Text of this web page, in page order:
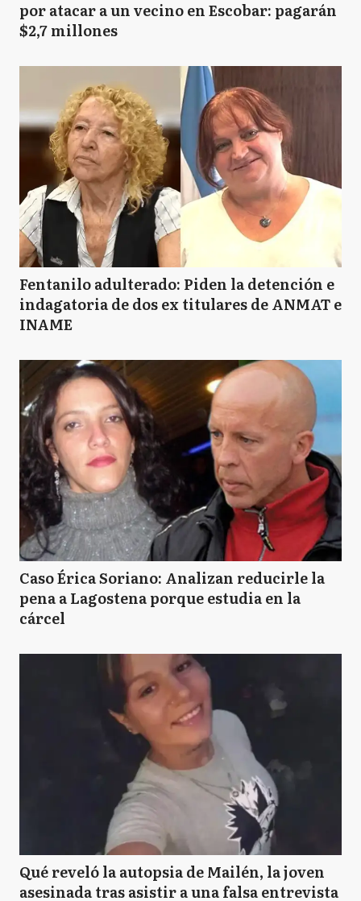
por atacar a un vecino en Escobar: pagarán
$2,7 millones
Fentanilo adulterado: Piden la detención e
indagatoria de dos ex titulares de ANMAT e
INAME
Caso Érica Soriano: Analizan reducirle la
pena a Lagostena porque estudia en la
cárcel
Qué reveló la autopsia de Mailén, la joven
asesinada tras asistir a una falsa entrevista